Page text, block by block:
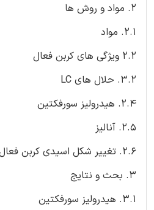
2. مواد و روش ها
2.1. مواد
2.2 ویژگی های کربن فعال
3.2. حلال های LC
2.4. هیدرولیز سورفکتین
2.5. آنالیز
2.6. تغییر شکل اسیدی کربن فعال شده
3. بحث و نتایج
3.1. هیدرولیز سورفکتین